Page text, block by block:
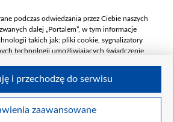
900 000 000,00 PLN
umowy: LUTY 2026 (wpłata
mln, 4 marca 370 mln,8
mln)
podczas odwiedzania przez Ciebie naszych
zwanych dalej „Portalem”, w tym informacje
takich jak: pliki cookie, sygnalizatory
technologii umożliwiających świadczenie
podczas odwiedzania przez Ciebie
zaawansowane
i przechodzę do serwisu